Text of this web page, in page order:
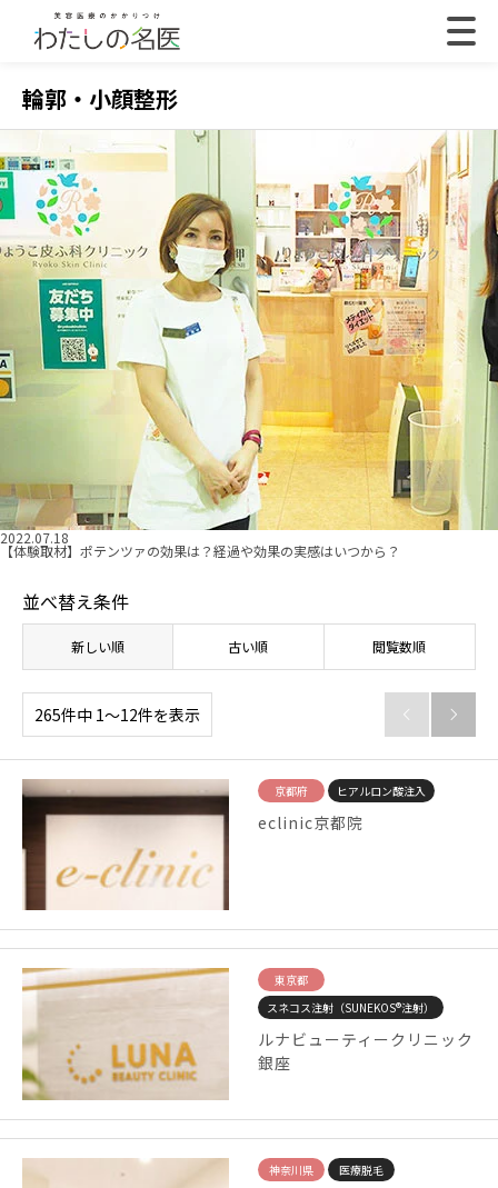
輪郭・小顔整形
2022.07.18
【体験取材】ポテンツァの効果は？経過や効果の実感はいつから？
並べ替え条件
新しい順 古い順 閲覧数順
265件中 1〜12件を表示  
京都府 ヒアルロン酸注入
eclinic京都院
東京都
スネコス注射（SUNEKOS®注射）
ルナビューティークリニック
銀座
神奈川県 医療脱毛